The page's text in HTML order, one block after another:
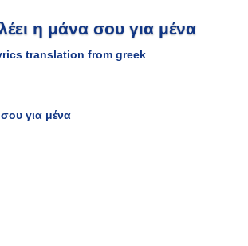
η μάνα σου για μένα
translation from greek
για μένα